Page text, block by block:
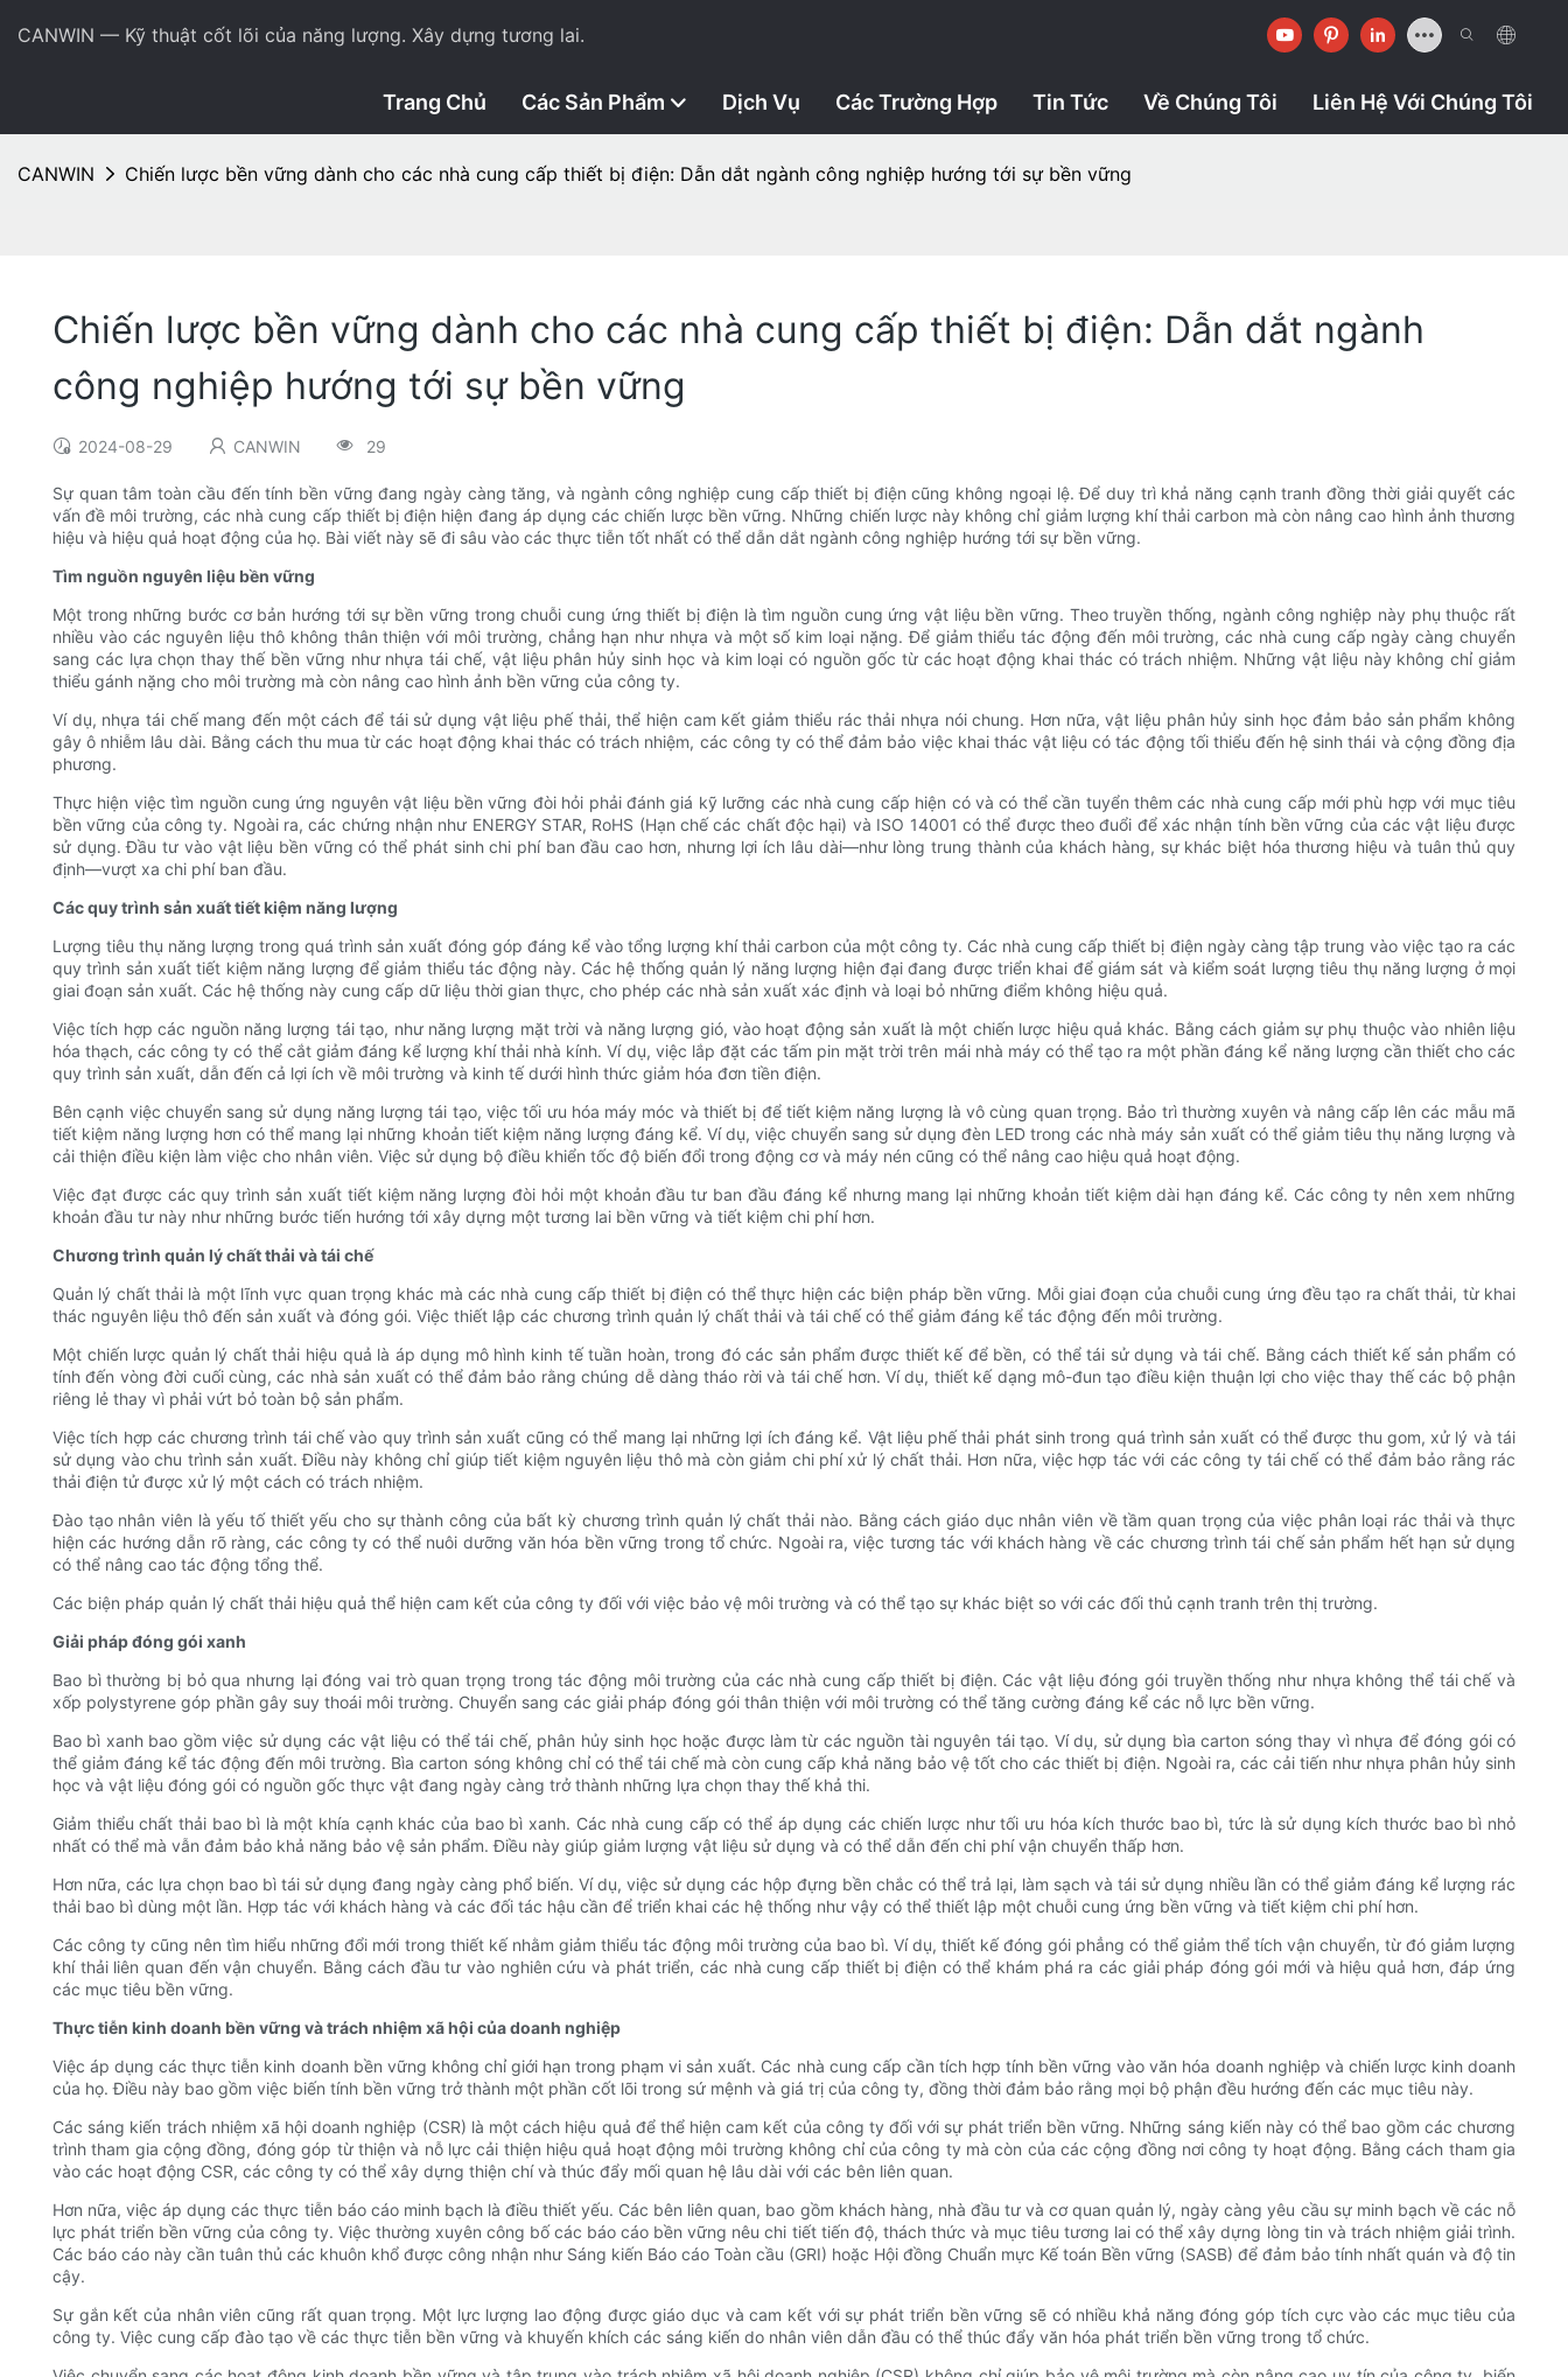
CANWIN — Kỹ thuật cốt lõi của năng lượng. Xây dựng tương lai.
Trang Chủ Các Sản Phẩm Dịch Vụ Các Trường Hợp Tin Tức Về Chúng Tôi Liên Hệ Với Chúng Tôi
CANWIN Chiến lược bền vững dành cho các nhà cung cấp thiết bị điện: Dẫn dắt ngành công nghiệp hướng tới sự bền vững
Chiến lược bền vững dành cho các nhà cung cấp thiết bị điện: Dẫn dắt ngành
công nghiệp hướng tới sự bền vững
2024-08-29 CANWIN 29
Sự quan tâm toàn cầu đến tính bền vững đang ngày càng tăng, và ngành công nghiệp cung cấp thiết bị điện cũng không ngoại lệ. Để duy trì khả năng cạnh tranh đồng thời giải quyết các
vấn đề môi trường, các nhà cung cấp thiết bị điện hiện đang áp dụng các chiến lược bền vững. Những chiến lược này không chỉ giảm lượng khí thải carbon mà còn nâng cao hình ảnh thương
hiệu và hiệu quả hoạt động của họ. Bài viết này sẽ đi sâu vào các thực tiễn tốt nhất có thể dẫn dắt ngành công nghiệp hướng tới sự bền vững.
Tìm nguồn nguyên liệu bền vững
Một trong những bước cơ bản hướng tới sự bền vững trong chuỗi cung ứng thiết bị điện là tìm nguồn cung ứng vật liệu bền vững. Theo truyền thống, ngành công nghiệp này phụ thuộc rất
nhiều vào các nguyên liệu thô không thân thiện với môi trường, chẳng hạn như nhựa và một số kim loại nặng. Để giảm thiểu tác động đến môi trường, các nhà cung cấp ngày càng chuyển
sang các lựa chọn thay thế bền vững như nhựa tái chế, vật liệu phân hủy sinh học và kim loại có nguồn gốc từ các hoạt động khai thác có trách nhiệm. Những vật liệu này không chỉ giảm
thiểu gánh nặng cho môi trường mà còn nâng cao hình ảnh bền vững của công ty.
Ví dụ, nhựa tái chế mang đến một cách để tái sử dụng vật liệu phế thải, thể hiện cam kết giảm thiểu rác thải nhựa nói chung. Hơn nữa, vật liệu phân hủy sinh học đảm bảo sản phẩm không
gây ô nhiễm lâu dài. Bằng cách thu mua từ các hoạt động khai thác có trách nhiệm, các công ty có thể đảm bảo việc khai thác vật liệu có tác động tối thiểu đến hệ sinh thái và cộng đồng địa
phương.
Thực hiện việc tìm nguồn cung ứng nguyên vật liệu bền vững đòi hỏi phải đánh giá kỹ lưỡng các nhà cung cấp hiện có và có thể cần tuyển thêm các nhà cung cấp mới phù hợp với mục tiêu
bền vững của công ty. Ngoài ra, các chứng nhận như ENERGY STAR, RoHS (Hạn chế các chất độc hại) và ISO 14001 có thể được theo đuổi để xác nhận tính bền vững của các vật liệu được
sử dụng. Đầu tư vào vật liệu bền vững có thể phát sinh chi phí ban đầu cao hơn, nhưng lợi ích lâu dài—như lòng trung thành của khách hàng, sự khác biệt hóa thương hiệu và tuân thủ quy
định—vượt xa chi phí ban đầu.
Các quy trình sản xuất tiết kiệm năng lượng
Lượng tiêu thụ năng lượng trong quá trình sản xuất đóng góp đáng kể vào tổng lượng khí thải carbon của một công ty. Các nhà cung cấp thiết bị điện ngày càng tập trung vào việc tạo ra các
quy trình sản xuất tiết kiệm năng lượng để giảm thiểu tác động này. Các hệ thống quản lý năng lượng hiện đại đang được triển khai để giám sát và kiểm soát lượng tiêu thụ năng lượng ở mọi
giai đoạn sản xuất. Các hệ thống này cung cấp dữ liệu thời gian thực, cho phép các nhà sản xuất xác định và loại bỏ những điểm không hiệu quả.
Việc tích hợp các nguồn năng lượng tái tạo, như năng lượng mặt trời và năng lượng gió, vào hoạt động sản xuất là một chiến lược hiệu quả khác. Bằng cách giảm sự phụ thuộc vào nhiên liệu
hóa thạch, các công ty có thể cắt giảm đáng kể lượng khí thải nhà kính. Ví dụ, việc lắp đặt các tấm pin mặt trời trên mái nhà máy có thể tạo ra một phần đáng kể năng lượng cần thiết cho các
quy trình sản xuất, dẫn đến cả lợi ích về môi trường và kinh tế dưới hình thức giảm hóa đơn tiền điện.
Bên cạnh việc chuyển sang sử dụng năng lượng tái tạo, việc tối ưu hóa máy móc và thiết bị để tiết kiệm năng lượng là vô cùng quan trọng. Bảo trì thường xuyên và nâng cấp lên các mẫu mã
tiết kiệm năng lượng hơn có thể mang lại những khoản tiết kiệm năng lượng đáng kể. Ví dụ, việc chuyển sang sử dụng đèn LED trong các nhà máy sản xuất có thể giảm tiêu thụ năng lượng và
cải thiện điều kiện làm việc cho nhân viên. Việc sử dụng bộ điều khiển tốc độ biến đổi trong động cơ và máy nén cũng có thể nâng cao hiệu quả hoạt động.
Việc đạt được các quy trình sản xuất tiết kiệm năng lượng đòi hỏi một khoản đầu tư ban đầu đáng kể nhưng mang lại những khoản tiết kiệm dài hạn đáng kể. Các công ty nên xem những
khoản đầu tư này như những bước tiến hướng tới xây dựng một tương lai bền vững và tiết kiệm chi phí hơn.
Chương trình quản lý chất thải và tái chế
Quản lý chất thải là một lĩnh vực quan trọng khác mà các nhà cung cấp thiết bị điện có thể thực hiện các biện pháp bền vững. Mỗi giai đoạn của chuỗi cung ứng đều tạo ra chất thải, từ khai
thác nguyên liệu thô đến sản xuất và đóng gói. Việc thiết lập các chương trình quản lý chất thải và tái chế có thể giảm đáng kể tác động đến môi trường.
Một chiến lược quản lý chất thải hiệu quả là áp dụng mô hình kinh tế tuần hoàn, trong đó các sản phẩm được thiết kế để bền, có thể tái sử dụng và tái chế. Bằng cách thiết kế sản phẩm có
tính đến vòng đời cuối cùng, các nhà sản xuất có thể đảm bảo rằng chúng dễ dàng tháo rời và tái chế hơn. Ví dụ, thiết kế dạng mô-đun tạo điều kiện thuận lợi cho việc thay thế các bộ phận
riêng lẻ thay vì phải vứt bỏ toàn bộ sản phẩm.
Việc tích hợp các chương trình tái chế vào quy trình sản xuất cũng có thể mang lại những lợi ích đáng kể. Vật liệu phế thải phát sinh trong quá trình sản xuất có thể được thu gom, xử lý và tái
sử dụng vào chu trình sản xuất. Điều này không chỉ giúp tiết kiệm nguyên liệu thô mà còn giảm chi phí xử lý chất thải. Hơn nữa, việc hợp tác với các công ty tái chế có thể đảm bảo rằng rác
thải điện tử được xử lý một cách có trách nhiệm.
Đào tạo nhân viên là yếu tố thiết yếu cho sự thành công của bất kỳ chương trình quản lý chất thải nào. Bằng cách giáo dục nhân viên về tầm quan trọng của việc phân loại rác thải và thực
hiện các hướng dẫn rõ ràng, các công ty có thể nuôi dưỡng văn hóa bền vững trong tổ chức. Ngoài ra, việc tương tác với khách hàng về các chương trình tái chế sản phẩm hết hạn sử dụng
có thể nâng cao tác động tổng thể.
Các biện pháp quản lý chất thải hiệu quả thể hiện cam kết của công ty đối với việc bảo vệ môi trường và có thể tạo sự khác biệt so với các đối thủ cạnh tranh trên thị trường.
Giải pháp đóng gói xanh
Bao bì thường bị bỏ qua nhưng lại đóng vai trò quan trọng trong tác động môi trường của các nhà cung cấp thiết bị điện. Các vật liệu đóng gói truyền thống như nhựa không thể tái chế và
xốp polystyrene góp phần gây suy thoái môi trường. Chuyển sang các giải pháp đóng gói thân thiện với môi trường có thể tăng cường đáng kể các nỗ lực bền vững.
Bao bì xanh bao gồm việc sử dụng các vật liệu có thể tái chế, phân hủy sinh học hoặc được làm từ các nguồn tài nguyên tái tạo. Ví dụ, sử dụng bìa carton sóng thay vì nhựa để đóng gói có
thể giảm đáng kể tác động đến môi trường. Bìa carton sóng không chỉ có thể tái chế mà còn cung cấp khả năng bảo vệ tốt cho các thiết bị điện. Ngoài ra, các cải tiến như nhựa phân hủy sinh
học và vật liệu đóng gói có nguồn gốc thực vật đang ngày càng trở thành những lựa chọn thay thế khả thi.
Giảm thiểu chất thải bao bì là một khía cạnh khác của bao bì xanh. Các nhà cung cấp có thể áp dụng các chiến lược như tối ưu hóa kích thước bao bì, tức là sử dụng kích thước bao bì nhỏ
nhất có thể mà vẫn đảm bảo khả năng bảo vệ sản phẩm. Điều này giúp giảm lượng vật liệu sử dụng và có thể dẫn đến chi phí vận chuyển thấp hơn.
Hơn nữa, các lựa chọn bao bì tái sử dụng đang ngày càng phổ biến. Ví dụ, việc sử dụng các hộp đựng bền chắc có thể trả lại, làm sạch và tái sử dụng nhiều lần có thể giảm đáng kể lượng rác
thải bao bì dùng một lần. Hợp tác với khách hàng và các đối tác hậu cần để triển khai các hệ thống như vậy có thể thiết lập một chuỗi cung ứng bền vững và tiết kiệm chi phí hơn.
Các công ty cũng nên tìm hiểu những đổi mới trong thiết kế nhằm giảm thiểu tác động môi trường của bao bì. Ví dụ, thiết kế đóng gói phẳng có thể giảm thể tích vận chuyển, từ đó giảm lượng
khí thải liên quan đến vận chuyển. Bằng cách đầu tư vào nghiên cứu và phát triển, các nhà cung cấp thiết bị điện có thể khám phá ra các giải pháp đóng gói mới và hiệu quả hơn, đáp ứng
các mục tiêu bền vững.
Thực tiễn kinh doanh bền vững và trách nhiệm xã hội của doanh nghiệp
Việc áp dụng các thực tiễn kinh doanh bền vững không chỉ giới hạn trong phạm vi sản xuất. Các nhà cung cấp cần tích hợp tính bền vững vào văn hóa doanh nghiệp và chiến lược kinh doanh
của họ. Điều này bao gồm việc biến tính bền vững trở thành một phần cốt lõi trong sứ mệnh và giá trị của công ty, đồng thời đảm bảo rằng mọi bộ phận đều hướng đến các mục tiêu này.
Các sáng kiến ​​trách nhiệm xã hội doanh nghiệp (CSR) là một cách hiệu quả để thể hiện cam kết của công ty đối với sự phát triển bền vững. Những sáng kiến ​​này có thể bao gồm các chương
trình tham gia cộng đồng, đóng góp từ thiện và nỗ lực cải thiện hiệu quả hoạt động môi trường không chỉ của công ty mà còn của các cộng đồng nơi công ty hoạt động. Bằng cách tham gia
vào các hoạt động CSR, các công ty có thể xây dựng thiện chí và thúc đẩy mối quan hệ lâu dài với các bên liên quan.
Hơn nữa, việc áp dụng các thực tiễn báo cáo minh bạch là điều thiết yếu. Các bên liên quan, bao gồm khách hàng, nhà đầu tư và cơ quan quản lý, ngày càng yêu cầu sự minh bạch về các nỗ
lực phát triển bền vững của công ty. Việc thường xuyên công bố các báo cáo bền vững nêu chi tiết tiến độ, thách thức và mục tiêu tương lai có thể xây dựng lòng tin và trách nhiệm giải trình.
Các báo cáo này cần tuân thủ các khuôn khổ được công nhận như Sáng kiến ​​Báo cáo Toàn cầu (GRI) hoặc Hội đồng Chuẩn mực Kế toán Bền vững (SASB) để đảm bảo tính nhất quán và độ tin
cậy.
Sự gắn kết của nhân viên cũng rất quan trọng. Một lực lượng lao động được giáo dục và cam kết với sự phát triển bền vững sẽ có nhiều khả năng đóng góp tích cực vào các mục tiêu của
công ty. Việc cung cấp đào tạo về các thực tiễn bền vững và khuyến khích các sáng kiến ​​do nhân viên dẫn đầu có thể thúc đẩy văn hóa phát triển bền vững trong tổ chức.